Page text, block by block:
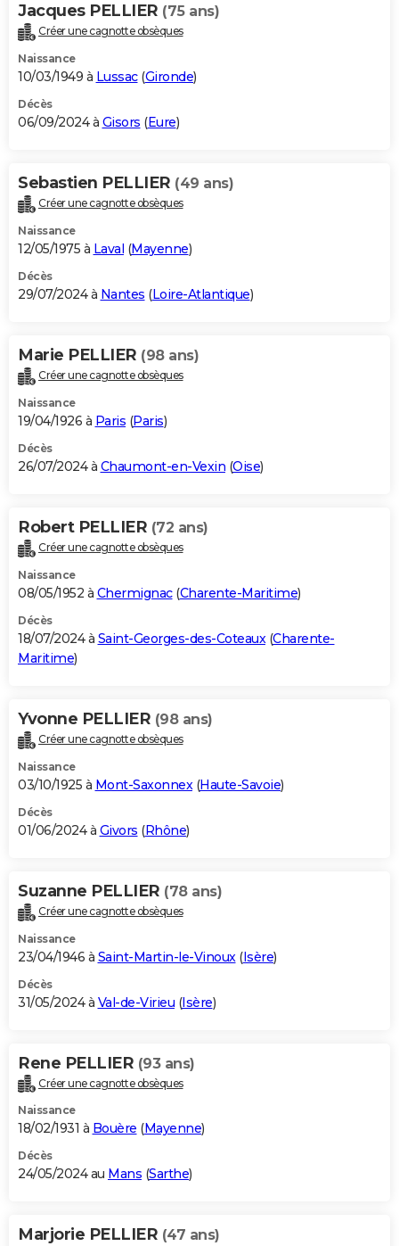
Jacques PELLIER (75 ans)
Créer une cagnotte obsèques
Naissance
10/03/1949 à Lussac(Gironde)
Décès
06/09/2024 à Gisors (Eure)
Sebastien PELLIER (49 ans)
Créer une cagnotte obsèques
Naissance
12/05/1975 à Laval (Mayenne)
Décès
29/07/2024 à Nantes (Loire-Atlantique)
Marie PELLIER (98 ans)
Créer une cagnotte obsèques
Naissance
19/04/1926 à Paris (Paris)
Décès
26/07/2024 à Chaumont-en-Vexin (Oise)
Robert PELLIER (72 ans)
Créer une cagnotte obsèques
Naissance
08/05/1952 à Chermignac(Charente-Maritime)
Décès
18/07/2024 à Saint-Georges-des-Coteaux(Charente-
Maritime)
Yvonne PELLIER (98 ans)
Créer une cagnotte obsèques
Naissance
03/10/1925 à Mont-Saxonnex(Haute-Savoie)
Décès
01/06/2024 à Givors (Rhône)
Suzanne PELLIER (78 ans)
Créer une cagnotte obsèques
Naissance
23/04/1946 à Saint-Martin-le-Vinoux (Isère)
Décès
31/05/2024 à Val-de-Virieu (Isère)
Rene PELLIER (93 ans)
Créer une cagnotte obsèques
Naissance
18/02/1931 à Bouère (Mayenne)
Décès
24/05/2024 au Mans (Sarthe)
Marjorie PELLIER (47 ans)